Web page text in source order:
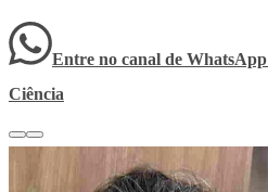
Entre no canal de WhatsApp
Ciência